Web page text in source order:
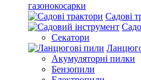
газонокосарки
Садові
Секатори
Акумуляторні пилки
Бензопили